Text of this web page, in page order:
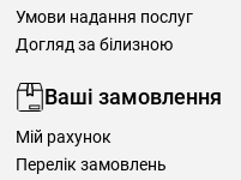
Умови надання послуг
Догляд за білизною
Ваші замовлення
Мій рахунок
Перелік замовлень